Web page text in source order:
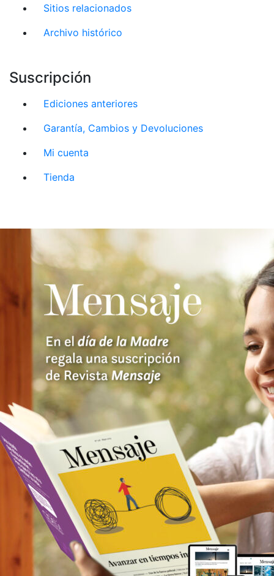
Sitios relacionados
Archivo histórico
Suscripción
Ediciones anteriores
Garantía, Cambios y Devoluciones
Mi cuenta
Tienda